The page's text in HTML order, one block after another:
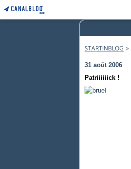
STARTINBLOG >
31 août 2006
Patriiiiiick !